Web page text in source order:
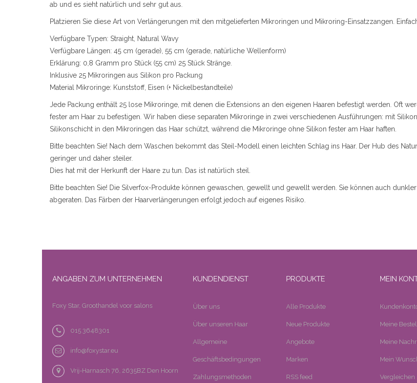
ab und es sieht natürlich und sehr gut aus.
Platzieren Sie diese Art von Verlängerungen mit den mitgelieferten Mikroringen und Mikroring-Einsatzzangen.
Verfügbare Typen: Straight, Natural Wavy
Verfügbare Längen: 45 cm (gerade), 55 cm (gerade, natürliche Wellenform)
Erklärung: 0,8 Gramm pro Stück (55 cm) 25 Stück Stränge.
Inklusive 25 Mikroringen aus Silikon pro Packung
Material Mikroringe: Kunststoff, Eisen (+ Nickelbestandteile)
Jede Packung enthält 25 lose Mikroringe, mit denen die Extensions an den eigenen Haaren befestigt werden. Oft
fester am Haar zu befestigen. Wir haben diese separaten Mikroringe in zwei verschiedenen Ausführungen: mit
Silikonschicht in den Mikroringen das Haar schützt, während die Mikroringe ohne Silikon fester am Haar haften.
Bitte beachten Sie! Nach dem Waschen bekommt das Steil-Modell einen leichten Schlag ins Haar. Der Hub des
geringer und daher steiler.
Dies hat mit der Herkunft der Haare zu tun. Das ist natürlich steil.
Bitte beachten Sie! Die Silverfox-Produkte können gewaschen, gewellt und gewellt werden. Sie können auch
abgeraten. Das Färben der Haarverlängerungen erfolgt jedoch auf eigenes Risiko.
ANGABEN ZUM UNTERNEHMEN
Foxy Star, Groothandel voor salons
015 3648301
info@foxystar.eu
Vrij-Harnasch 76, 2635BZ Den Hoorn
KUNDENDIENST
Über uns
Über unseren Haar
Allgemeine
Geschäftsbedingungen
Zahlungsmethoden
PRODUKTE
Alle Produkte
Neue Produkte
Angebote
Marken
RSS feed
MEIN
Meine
Meine
Mein
Vergleichen